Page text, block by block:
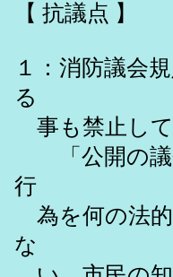
【 抗議点 】
１：消防議会
る
事も禁止して
「公開の議
行
為を何の法的
な